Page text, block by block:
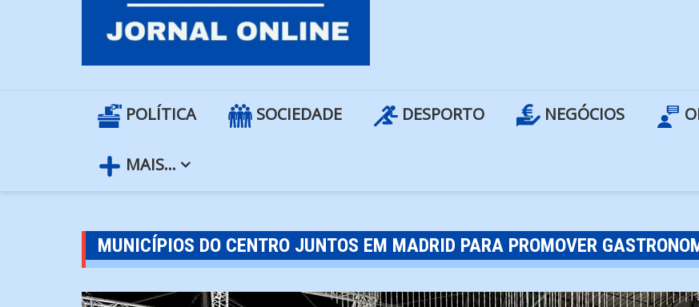
POLÍTICA SOCIEDADE DESPORTO NEGÓCIOS
MAIS…
MUNICÍPIOS DO CENTRO JUNTOS EM MADRID PARA PROMOVER